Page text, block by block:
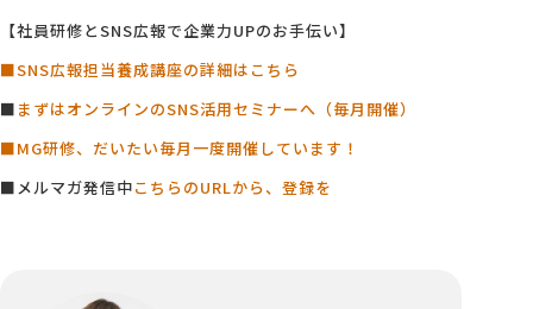
【社員研修とSNS広報で企業力UPのお手伝い】
■SNS広報担当養成講座の詳細はこちら
■ まずはオンラインのSNS活用セミナーへ（毎月開催）
■MG研修、だいたい毎月一度開催しています！
■メルマガ発信中こちらのURLから、登録を